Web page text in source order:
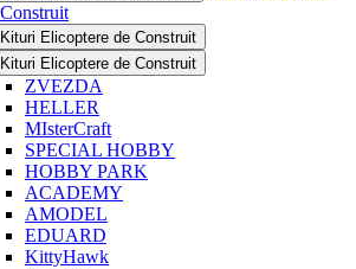
Kituri Elicoptere de Construit
Kituri Elicoptere de Construit
ZVEZDA
HELLER
MIsterCraft
SPECIAL HOBBY
HOBBY PARK
ACADEMY
AMODEL
EDUARD
KittyHawk